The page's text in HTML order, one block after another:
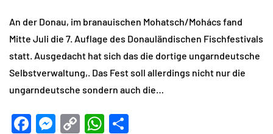
An der Donau, im branauischen Mohatsch/Mohács fand
Mitte Juli die 7. Auflage des Donauländischen Fischfestivals
statt. Ausgedacht hat sich das die dortige ungarndeutsche
Selbstverwaltung,. Das Fest soll allerdings nicht nur die
ungarndeutsche sondern auch die…
Facebook
Messenger
CopyWhatsApp